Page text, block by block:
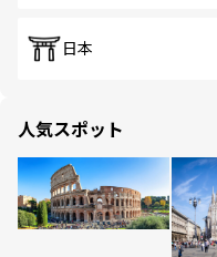
日本
人気スポット